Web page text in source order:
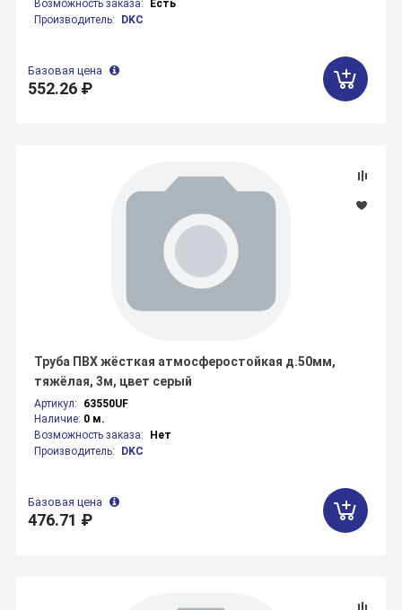
Возможность заказа:
Есть
Производитель:
DKC
Базовая цена
552.26 ₽
Артикул:
63550UF
Наличие: 0 м.
Возможность заказа:
Нет
Производитель:
DKC
Труба ПВХ жёсткая атмосферостойкая д.50мм,
тяжёлая, 3м, цвет серый
Базовая цена
476.71 ₽